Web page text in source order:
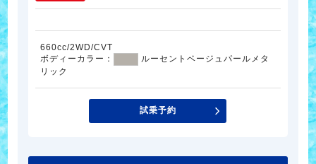
660cc/2WD/CVT
ボディーカラー：
ルーセントベージュパールメタ
リック
試乗予約